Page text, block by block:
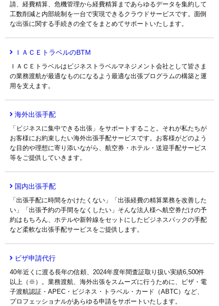
請、経費精算、危機管理から経費精算まであらゆるデータを集約して
工数削減と内部統制を一台で実現できるクラウドサービスです。面倒
な出張に関する手続きの全てをまとめてサポートいたします。
ＩＡＣＥトラベルのBTM
ＩＡＣＥトラベルはビジネストラベルマネジメント会社として皆さま
の業務渡航が最適なものになるよう最適な出張プログラムの構築と運
用を支えます。
海外出張手配
「ビジネスに集中できる出張」をサポートすること。それが私たちが
お客様にお約束したい海外出張手配サービスです。お客様がどのよう
な目的や理想に寄り添いながら、航空券・ホテル・送迎手配サービス
等をご提供していきます。
国内出張手配
「出張手配に時間をかけたくない」「出張経費の精算業務を改善した
い」「出張予約の手間をなくしたい」そんな法人様へ航空券だけの予
約はもちろん、ホテルや新幹線をセットにしたビジネスパックの手配
など柔軟な出張手配サービスをご提供します。
ビザ申請代行
40年近くに渡る長年の信頼、2024年度年間査証取り扱い実績6,500件
以上（※）。業務渡航、海外出張をスムーズに行うために、ビザ・電
子渡航認証・APEC・ビジネス・トラベル・カード（ABTC）など、
プロフェッショナルがあらゆる申請をサポートいたします。